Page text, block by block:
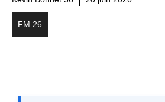
FM 26